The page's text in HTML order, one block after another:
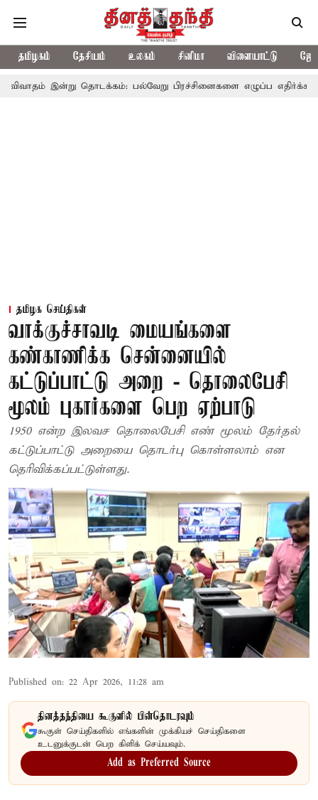
தமிழகம் தேசியம் உலகம் சினிமா விளையாட்டு
தொடக்கம்: பல்வேறு பிரச்சினைகளை எழுப்ப எதிர்க்கட்சிகள் திட்டம்
தமிழக செய்திகள்
வாக்குச்சாவடி மையங்களை
கண்காணிக்க சென்னையில்
கட்டுப்பாட்டு அறை - தொலைபேசி
மூலம் புகார்களை பெற ஏற்பாடு
1950 என்ற இலவச தொலைபேசி எண் மூலம் தேர்தல்
கட்டுப்பாட்டு அறையை தொடர்பு கொள்ளலாம் என
தெரிவிக்கப்பட்டுள்ளது.
Published on: 22 Apr 2026, 11:28 am
தினத்தந்தியை கூகுளில் பின்தொடரவும்
கூகுள் செய்திகளில் எங்களின் முக்கியச் செய்திகளை
உடனுக்குடன் பெற கிளிக் செய்யவும்.
Add as Preferred Source